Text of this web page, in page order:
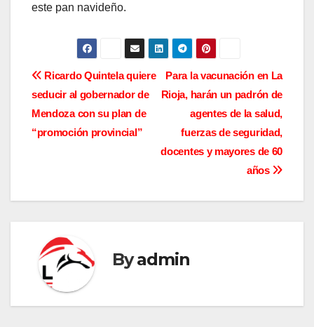
este pan navideño.
N
a
v
g
c
ó
Para la vacunación en La
Rioja, harán un padrón de
agentes de la salud,
fuerzas de seguridad,
docentes y mayores de 60
años
Ricardo Quintela quiere
seducir al gobernador de
Mendoza con su plan de
“promoción provincial”
Byadmin